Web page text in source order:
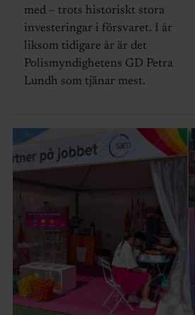
med – trots historiskt stora
investeringar i försvaret. I år
liksom tidigare år är det
Polismyndighetens GD Petra
Lundh som tjänar mest.